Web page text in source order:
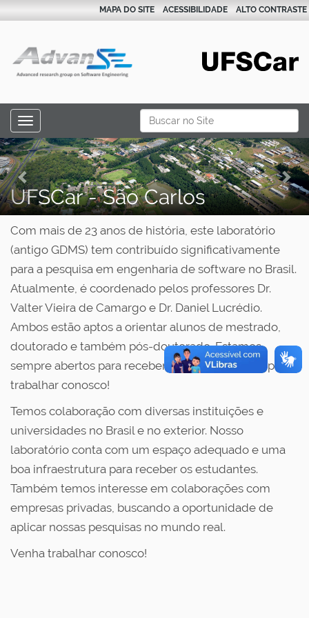
Busca
Busca Avançada…
MAPA DO SITE ACESSIBILIDADE ALTO CONTRASTE
v
e
g
a
Toggle navigation
UFSCar - São Carlos
P
r
e
v
i
u
s
N
e
x
t
Com mais de 23 anos de história, este laboratório
(antigo GDMS) tem contribuído significativamente
para a pesquisa em engenharia de software no Brasil.
Atualmente, é coordenado pelos professores Dr.
Valter Vieira de Camargo e Dr. Daniel Lucrédio.
Ambos estão aptos a orientar alunos de mestrado,
doutorado e também pós-doutorado. Estamos
sempre abertos para receber novos estudantes para
trabalhar conosco!
Temos colaboração com diversas instituições e
universidades no Brasil e no exterior. Nosso
laboratório conta com um espaço adequado e uma
boa infraestrutura para receber os estudantes.
Também temos interesse em colaborações com
empresas privadas, buscando a oportunidade de
aplicar nossas pesquisas no mundo real.
Venha trabalhar conosco!